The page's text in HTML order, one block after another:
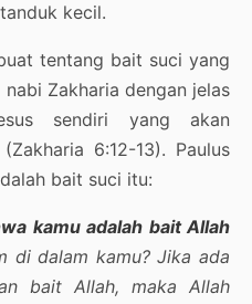
kecil.
tentang bait suci yang
Zakharia dengan jelas
sendiri yang akan
6:12-13). Paulus
bait suci itu:
kamu adalah bait Allah
di dalam kamu? Jika ada
bait Allah, maka Allah